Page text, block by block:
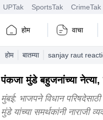
UPTak SportsTak CrimeTak
होम वाचा
होम बातम्या sanjay raut
पंकजा मुंडे बहुजनांच्या नेत्या,
मुंबई: भाजपने विधान
मुंडे यांच्या समर्थकांनी नाराजी